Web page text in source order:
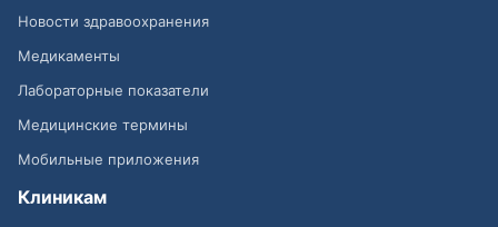
Новости здравоохранения
Медикаменты
Лабораторные показатели
Медицинские термины
Мобильные приложения
Клиникам